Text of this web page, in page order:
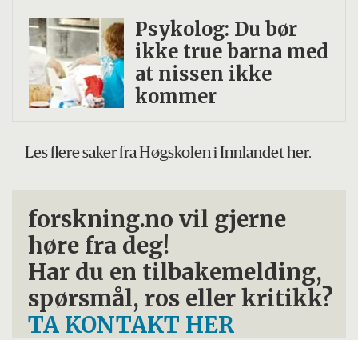
Psykolog: Du bør
ikke true barna med
at nissen ikke
kommer
Les flere saker fra Høgskolen i Innlandet her.
forskning.no vil gjerne
høre fra deg!
Har du en tilbakemelding,
spørsmål, ros eller kritikk?
TA KONTAKT HER